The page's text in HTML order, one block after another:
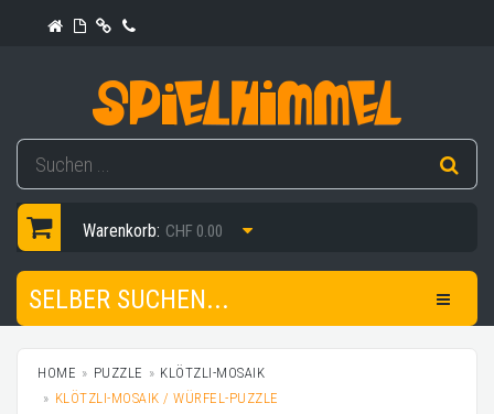
Warenkorb: CHF 0.00
SELBER SUCHEN...
HOME PUZZLE
KLÖTZLI-MOSAIK
KLÖTZLI-MOSAIK / WÜRFEL-PUZZLE